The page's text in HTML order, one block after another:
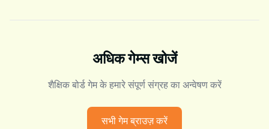
अधिक गेम्स खोजें
शैक्षिक बोर्ड गेम के हमारे संपूर्ण संग्रह का अन्वेषण करें
सभी गेम ब्राउज़ करें